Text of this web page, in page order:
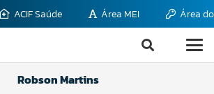
ACIF Saúde Área MEI Área
Robson Martins